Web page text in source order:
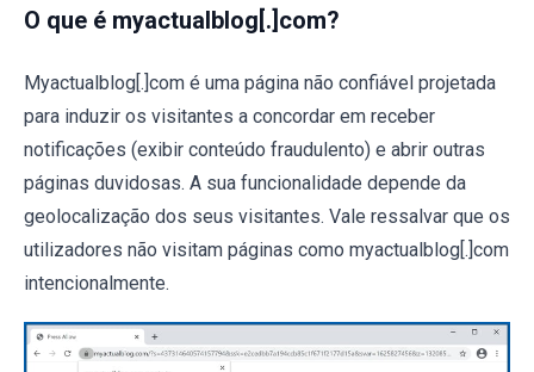
O que é myactualblog[.]com?
Myactualblog[.]com é uma página não confiável projetada
para induzir os visitantes a concordar em receber
notificações (exibir conteúdo fraudulento) e abrir outras
páginas duvidosas. A sua funcionalidade depende da
geolocalização dos seus visitantes. Vale ressalvar que os
utilizadores não visitam páginas como myactualblog[.]com
intencionalmente.